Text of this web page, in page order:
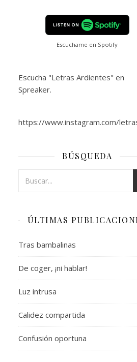
Escuchame en Spotify
Escucha "Letras Ardientes" en
Spreaker.
https://www.instagram.com/
BÚSQUEDA
ÚLTIMAS
Tras bambalinas
De coger, ¡ni hablar!
Luz intrusa
Calidez compartida
Confusión oportuna